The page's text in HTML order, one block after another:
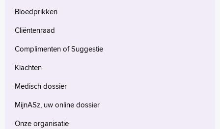
Bloedprikken
Cliëntenraad
Complimenten of Suggestie
Klachten
Medisch dossier
MijnASz, uw online dossier
Onze organisatie